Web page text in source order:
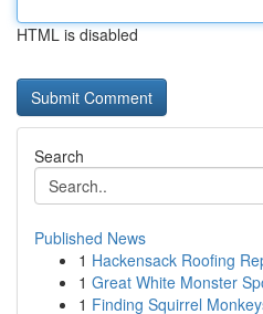
HTML is disabled
Search
Published News
1 Hackensack Roofing
1 Great White Monster
1 Finding Squirrel